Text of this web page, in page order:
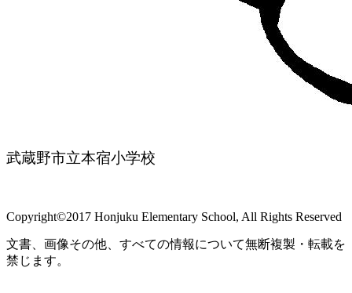
武蔵野市立本宿小学校
Copyright©2017 Honjuku Elementary School, All Rights Reserved
文書、画像その他、すべての情報について無断複製・転載を
禁じます。